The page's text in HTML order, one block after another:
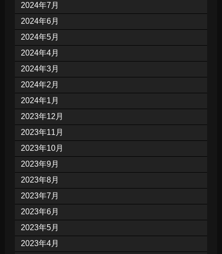
2024年7月
2024年6月
2024年5月
2024年4月
2024年3月
2024年2月
2024年1月
2023年12月
2023年11月
2023年10月
2023年9月
2023年8月
2023年7月
2023年6月
2023年5月
2023年4月